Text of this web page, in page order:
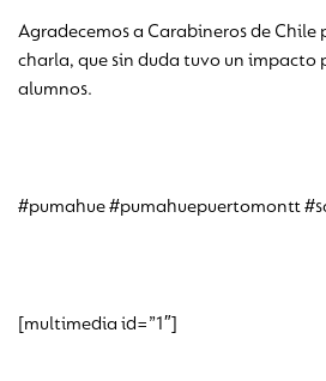
Agradecemos a Carabineros de
charla, que sin duda tuvo un impacto
alumnos.
#pumahue #pumahuepuertomontt
[multimedia id=”1″]